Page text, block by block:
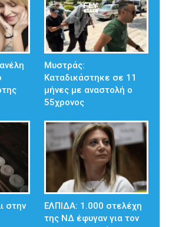
Μυστράς:
Καταδικάστηκε σε 11
μήνες με αναστολή ο
55χρονος
στην
ΕΛΠΙΔΑ: 1.000 στελέχη
της ΝΔ έφυγαν για τον